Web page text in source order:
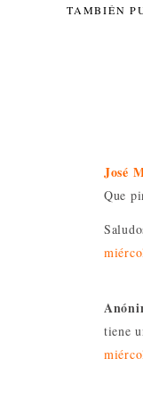
TAMBIÉN
José
Que
tiene